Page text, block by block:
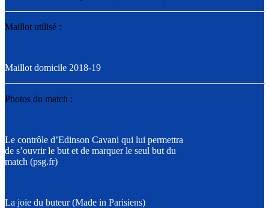
Maillot utilisé :
Maillot domicile 2018-19
Photos du match :
Le contrôle d’Edinson Cavani qui lui permettra
de s’ouvrir le but et de marquer le seul but du
match (psg.fr)
La joie du buteur (Made in Parisiens)